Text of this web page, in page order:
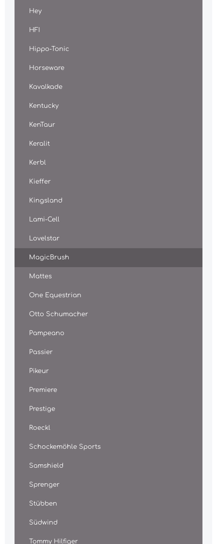
Hey
HFI
Hippo-Tonic
Horseware
Kavalkade
Kentucky
KenTaur
Keralit
Kerbl
Kieffer
Kingsland
Lami-Cell
Lovelstar
MagicBrush
Mattes
One Equestrian
Otto Schumacher
Pampeano
Passier
Pikeur
Premiere
Prestige
Roeckl
Schockemöhle Sports
Samshield
Sprenger
Stübben
Südwind
Tommy Hilfiger